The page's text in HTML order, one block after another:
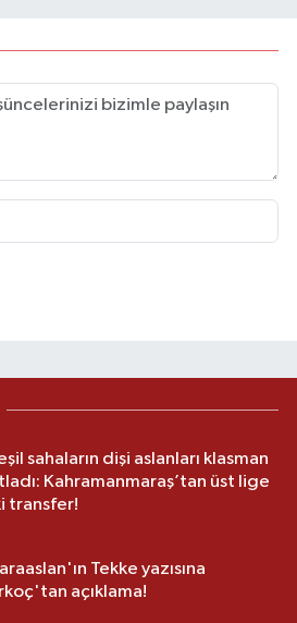
sahaların dişi aslanları klasman
Kahramanmaraş’tan üst lige
transfer!
Tekke yazısına
açıklama!